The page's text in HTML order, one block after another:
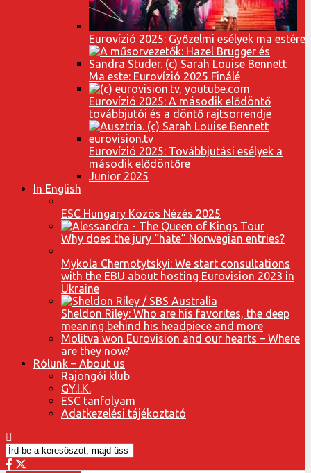
Eurovízió 2025: Győzelmi esélyek ma estére
Ma este: Eurovízió 2025 Finálé
Eurovízió 2025: A második elődöntő
továbbjutói és a döntő rajtsorrendje
Eurovízió 2025: Továbbjutási esélyek a
második elődöntőre
Junior 2025
In English
ESC Hungary Közös Nézés 2025
Why does the jury “hate” Norwegian entries?
Mykola Chernotytskyi: We start consultations
with the EBU about hosting Eurovision 2023 in
Ukraine
Sheldon Riley: Who are his favorites, the deep
meaning behind his headpiece and more
Molitva won Eurovision and our hearts – Where
are they now?
Rólunk – About us
Rajongói klub
GY.I.K.
ESC tanfolyam
Adatkezelési tájékoztató